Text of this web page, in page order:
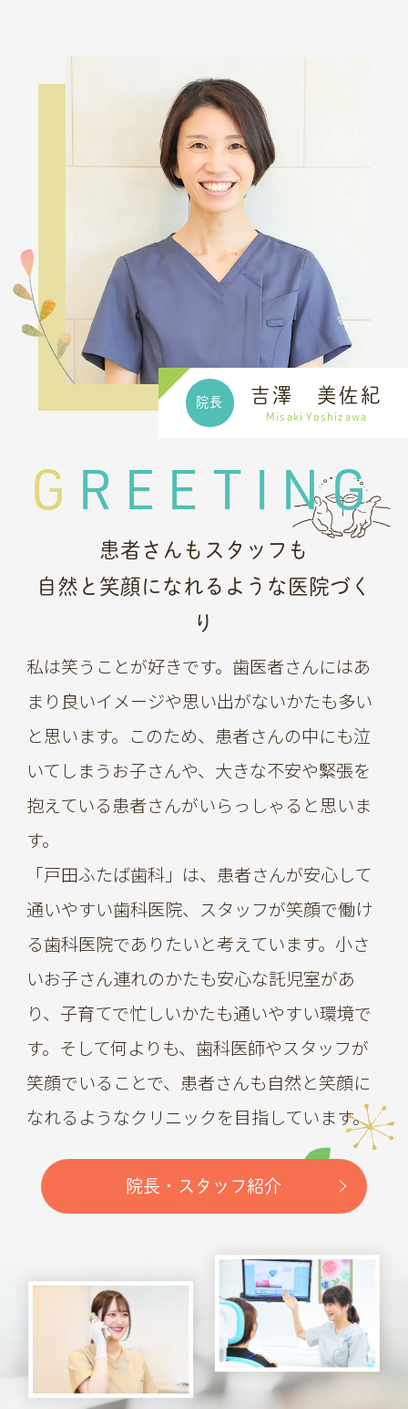
院長 吉澤 美佐紀
Misaki Yoshizawa
GREETING
患者さんもスタッフも
自然と笑顔になれるような医院づく
り
私は笑うことが好きです。歯医者さんにはあ
まり良いイメージや思い出がないかたも多い
と思います。このため、患者さんの中にも泣
いてしまうお子さんや、大きな不安や緊張を
抱えている患者さんがいらっしゃると思いま
す。
「戸田ふたば歯科」は、患者さんが安心して
通いやすい歯科医院、スタッフが笑顔で働け
る歯科医院でありたいと考えています。小さ
いお子さん連れのかたも安心な託児室があ
り、子育てで忙しいかたも通いやすい環境で
す。そして何よりも、歯科医師やスタッフが
笑顔でいることで、患者さんも自然と笑顔に
なれるようなクリニックを目指しています。
院長・スタッフ紹介